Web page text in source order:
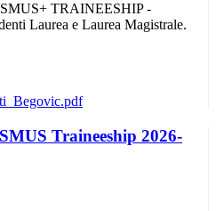
TRAINEESHIP -
Laurea e Laurea Magistrale.
Traineeship 2026-